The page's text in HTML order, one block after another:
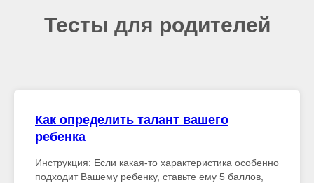
Тесты для родителей
Как определить талант вашего
ребенка
Инструкция: Если какая-то характеристика особенно
подходит Вашему ребенку, ставьте ему 5 баллов,